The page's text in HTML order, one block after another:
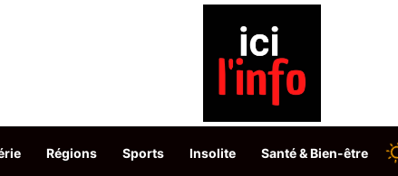
Régions Sports Insolite Santé & Bien-être